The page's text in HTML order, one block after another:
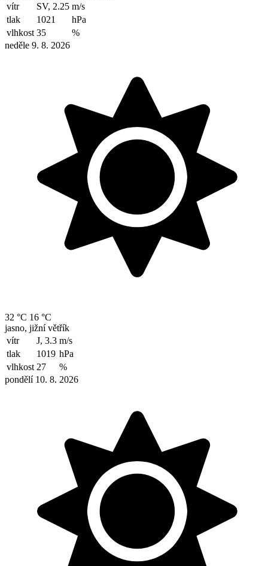
vítr
SV, 2.25 m/s
tlak
1021
hPa
vlhkost 35
%
neděle 9. 8. 2026
32 °C 16 °C
jasno, jižní větřík
vítr
J, 3.3 m/s
tlak
1019 hPa
vlhkost 27
%
pondělí 10. 8. 2026